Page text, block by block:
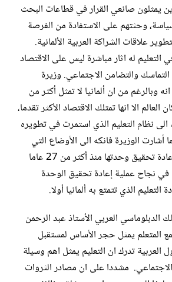
يمثلون صانعي القرار في قطاعات البحث
وحثتهم على الاستفادة من الفرصة
علاقات الشراكة العربية الألمانية.
التعليم له اثار مباشرة ليس على الاقتصاد
والتضامن الاجتماعي. وزيرة
وبالرغم من ان ألمانيا لا تمثل أكثر من
الا انها تمتلك الاقتصاد الأكثر تقدما،
نظام التعليم الذي استمرت في تطويره
الوزيرة فانكه الى الأوضاع التي
عاشتها ألمانيا عشية إعادة تحقيق وحدتها منذ أكثر من 27 عاما
نجاح عملية إعادة تحقيق الوحدة
التعليم الذي تتمتع به ألمانيا أولا.
العربي الأستاذ عبد الرحمن
المتعلم يمثل حجر الأساس لمستقبل
العربية تدرك ان التعليم يمثل اهم وسيلة
مشددا على ان مصادر الثروات